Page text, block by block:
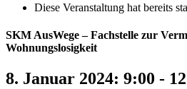
Diese Veranstaltung hat bereits
SKM AusWege – Fachstelle zur
Wohnungslosigkeit
8. Januar 2024: 9:00 -